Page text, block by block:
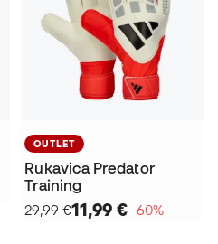
OUTLET
Rukavica Predator
Training
29,99 €11,99 €−60%